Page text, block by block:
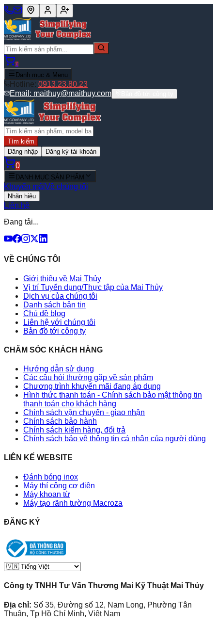
0
Danh mục & Menu
Hotline: 0913.23.80.23
Email: maithuy@maithuy.com
Tìm kiếm
Đăng nhập
Đăng ký tài khoản
0
DANH MỤC SẢN PHẨM
Khuyến mãiVề chúng tôi
Nhãn hiệu
Liên hệ
Đang tải...
VỀ CHÚNG TÔI
Giới thiệu về Mai Thủy
Vị trí Tuyển dụng/Thực tập của Mai Thủy
Dịch vụ của chúng tôi
Danh sách bản tin
Chủ đề blog
Liên hệ với chúng tôi
Bản đồ tới công ty
CHĂM SÓC KHÁCH HÀNG
Hướng dẫn sử dụng
Các câu hỏi thường gặp về sản phẩm
Chương trình khuyến mãi đang áp dụng
Hình thức thanh toán - Chính sách bảo mật thông tin
thanh toán cho khách hàng
Chính sách vận chuyển - giao nhận
Chính sách bảo hành
Chính sách kiểm hàng, đổi trả
Chính sách bảo vệ thông tin cá nhân của người dùng
LIÊN KẾ WEBSITE
Đánh bóng inox
Máy thí công cơ điện
Máy khoan từ
Máy tạo rãnh tường Macroza
ĐĂNG KÝ
Công ty TNHH Tư Vấn Thương Mai Kỹ Thuật Mai Thủy
Địa chỉ: Số 35, Đường số 12, Nam Long, Phường Tân
Thuận, Tp Hồ Chí Minh, Việt Nam